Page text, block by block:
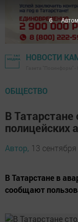
НОВОСТИ
ОБЩЕСТВО
В Татарстане
полицейских
Автор, 13
В Татарстане в
сообщают
5